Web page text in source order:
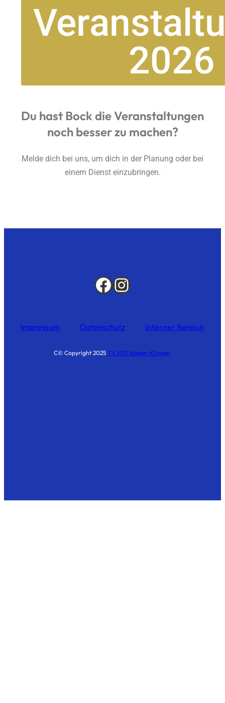
2026
Du hast Bock die Veranstaltungen
noch besser zu machen?
Melde dich bei uns, um dich in der Planung oder bei
einem Dienst einzubringen.
Impressum Datenschutz interner Bereich
C© Copyright 2025 TV 1921 Nieder-Klingen